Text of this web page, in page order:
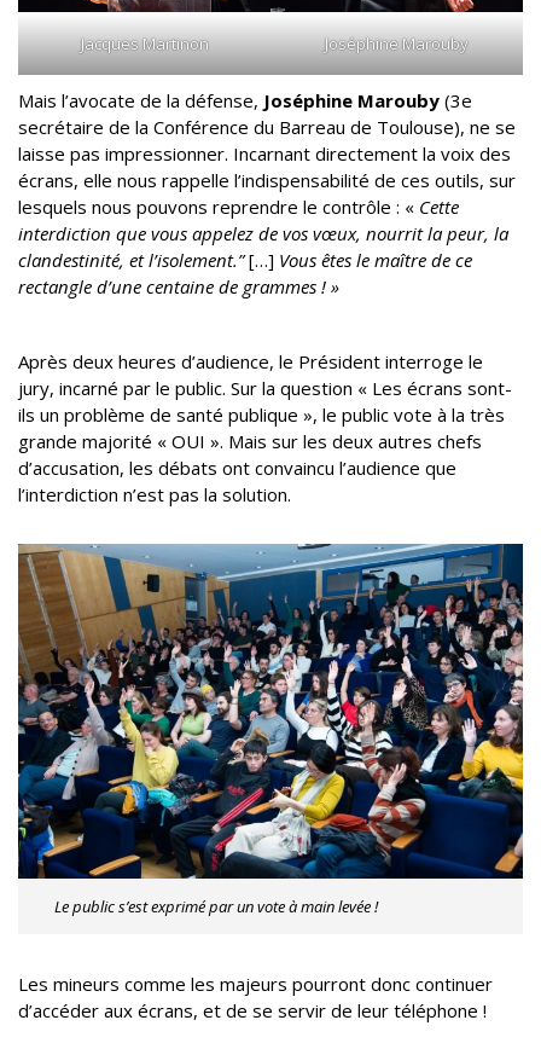
Jacques Martinon Joséphine Marouby
Mais l’avocate de la défense, Joséphine Marouby (3e
secrétaire de la Conférence du Barreau de Toulouse), ne se
laisse pas impressionner. Incarnant directement la voix des
écrans, elle nous rappelle l’indispensabilité de ces outils, sur
lesquels nous pouvons reprendre le contrôle : « Cette
interdiction que vous appelez de vos vœux, nourrit la peur, la
clandestinité, et l’isolement.”[…] Vous êtes le maître de ce
rectangle d’une centaine de grammes ! »
Après deux heures d’audience, le Président interroge le
jury, incarné par le public. Sur la question « Les écrans sont-
ils un problème de santé publique », le public vote à la très
grande majorité « OUI ». Mais sur les deux autres chefs
d’accusation, les débats ont convaincu l’audience que
l’interdiction n’est pas la solution.
Le public s’est exprimé par un vote à main levée !
Les mineurs comme les majeurs pourront donc continuer
d’accéder aux écrans, et de se servir de leur téléphone !